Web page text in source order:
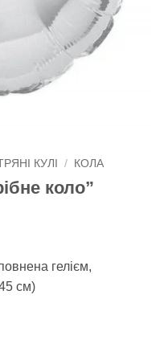
КУЛІ / КОЛА
коло”
гелієм,
см)